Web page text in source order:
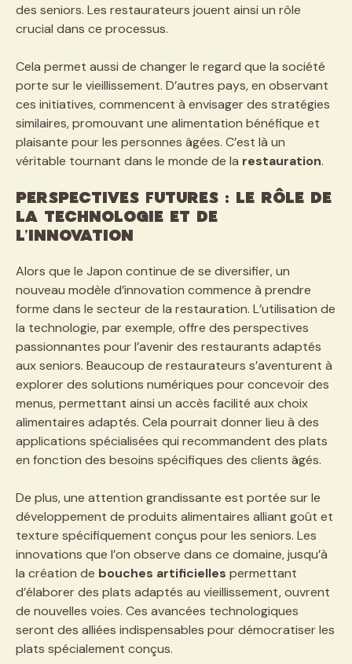
des seniors. Les restaurateurs jouent ainsi un rôle
crucial dans ce processus.
Cela permet aussi de changer le regard que la société
porte sur le vieillissement. D’autres pays, en observant
ces initiatives, commencent à envisager des stratégies
similaires, promouvant une alimentation bénéfique et
plaisante pour les personnes âgées. C’est là un
véritable tournant dans le monde de la restauration.
Perspectives futures : le rôle de
la technologie et de
l’innovation
Alors que le Japon continue de se diversifier, un
nouveau modèle d’innovation commence à prendre
forme dans le secteur de la restauration. L’utilisation de
la technologie, par exemple, offre des perspectives
passionnantes pour l’avenir des restaurants adaptés
aux seniors. Beaucoup de restaurateurs s’aventurent à
explorer des solutions numériques pour concevoir des
menus, permettant ainsi un accès facilité aux choix
alimentaires adaptés. Cela pourrait donner lieu à des
applications spécialisées qui recommandent des plats
en fonction des besoins spécifiques des clients âgés.
De plus, une attention grandissante est portée sur le
développement de produits alimentaires alliant goût et
texture spécifiquement conçus pour les seniors. Les
innovations que l’on observe dans ce domaine, jusqu’à
la création de bouches artificielles permettant
d’élaborer des plats adaptés au vieillissement, ouvrent
de nouvelles voies. Ces avancées technologiques
seront des alliées indispensables pour démocratiser les
plats spécialement conçus.